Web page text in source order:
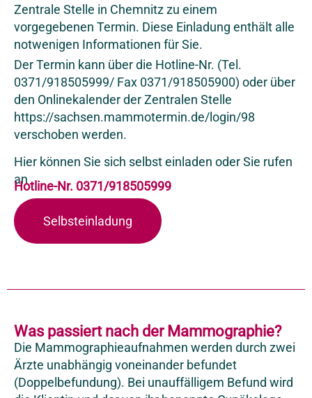
Zentrale Stelle in Chemnitz zu einem
vorgegebenen Termin. Diese Einladung enthält alle
notwenigen Informationen für Sie.
Der Termin kann über die Hotline-Nr. (Tel.
0371/918505999/ Fax 0371/918505900) oder über
den Onlinekalender der Zentralen Stelle
https://sachsen.mammotermin.de/login/98
verschoben werden.
Hier können Sie sich selbst einladen oder Sie rufen
an
Hotline-Nr. 0371/918505999
Selbsteinladung
Was passiert nach der Mammographie?
Die Mammographieaufnahmen werden durch zwei
Ärzte unabhängig voneinander befundet
(Doppelbefundung). Bei unauffälligem Befund wird